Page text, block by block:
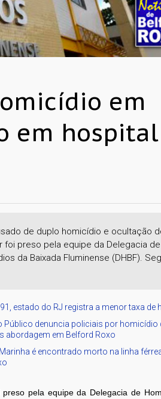
em
em
de duplo homicídio e ocultação
foi preso pela equipe da Delegacia de
da Baixada Fluminense (DHBF).
estado do RJ registra a menor taxa de
Público denuncia policiais por homicídio
abordagem em Belford Roxo
é encontrado morto na linha
pela equipe da Delegacia de